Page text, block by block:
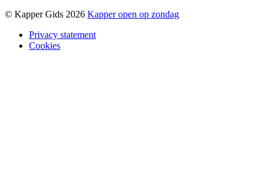
© Kapper Gids 2026 Kapper open op zondag
Privacy statement
Cookies